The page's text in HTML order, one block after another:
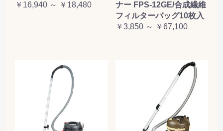
￥16,940 ～ ￥18,480
ナー FPS-12GE/合成繊維
フィルターバッグ10枚入
￥3,850 ～ ￥67,100